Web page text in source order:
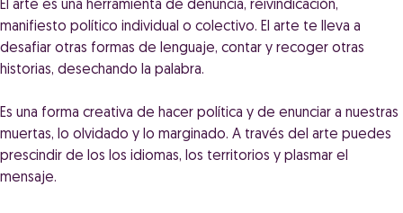
El arte es una herramienta de denuncia, reivindicación,
manifiesto político individual o colectivo. El arte te lleva a
desafiar otras formas de lenguaje, contar y recoger otras
historias, desechando la palabra.
Es una forma creativa de hacer política y de enunciar a nuestras
muertas, lo olvidado y lo marginado. A través del arte puedes
prescindir de los los idiomas, los territorios y plasmar el
mensaje.